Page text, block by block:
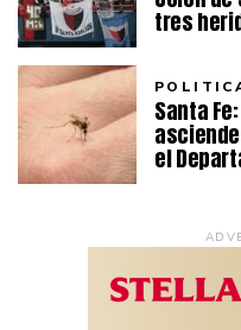
tres
Santa
el